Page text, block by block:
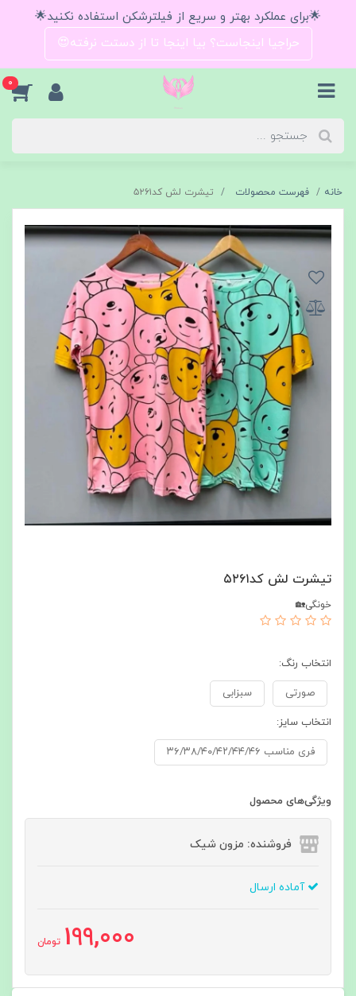
🌟برای عملکرد بهتر و سریع از فیلترشکن استفاده نکنید🌟
حراجیا اینجاست؟ بیا اینجا تا از دستت نرفته😍
0
خانه فهرست محصولات تیشرت لش کد۵۲۶۱
تیشرت لش کد۵۲۶۱
خونگی🏡
انتخاب رنگ:
صورتی سبزابی
انتخاب سایز:
فری مناسب ۳۶/۳۸/۴۰/۴۲/۴۴/۴۶
ویژگی‌های محصول
فروشنده: مزون شیک
آماده ارسال
199,000 تومان